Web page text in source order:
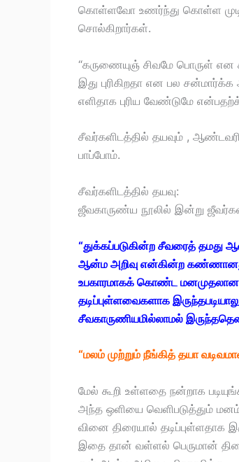
கொள்ளவோ உணர்ந்து கொள்ள
சொல்கிறார்கள்.
“கருணையுஞ் சிவமே பொருள் என
இது புரிகிறதா என பல
எளிதாக புரிய வேண்டுமே
சீவர்களிடத்தில் தயவும் ,
பாப்போம்.
சீவர்களிடத்தில் தயவு:
ஜீவகாருண்ய நூலில் இன்று
“துக்கப்படுகின்ற சீவரைத் தமது
ஆன்ம அறிவு என்கின்ற கண்ணானது
உபகாரமாகக் கொண்ட மனமுதலான
தடிப்புள்ளவைகளாக
சீவகாருணியமில்லாமல்
“மலம் முற்றும் நீங்கித் தயா
மேல் கூறி உள்ளதை நன்றாக
அந்த ஒளியை வெளிபடுத்தும்
வினை திரையால் தடிப்புள்ளதாக
இதை தான் வள்ளல் பெருமான் திரை